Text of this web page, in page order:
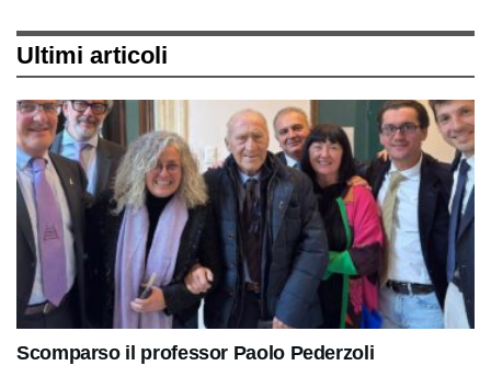
Ultimi articoli
Scomparso il professor Paolo Pederzoli